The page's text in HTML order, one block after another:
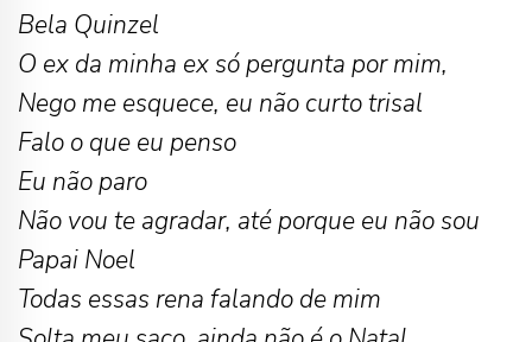
Bela Quinzel
O ex da minha ex só pergunta por mim,
Nego me esquece, eu não curto trisal
Falo o que eu penso
Eu não paro
Não vou te agradar, até porque eu não sou
Papai Noel
Todas essas rena falando de mim